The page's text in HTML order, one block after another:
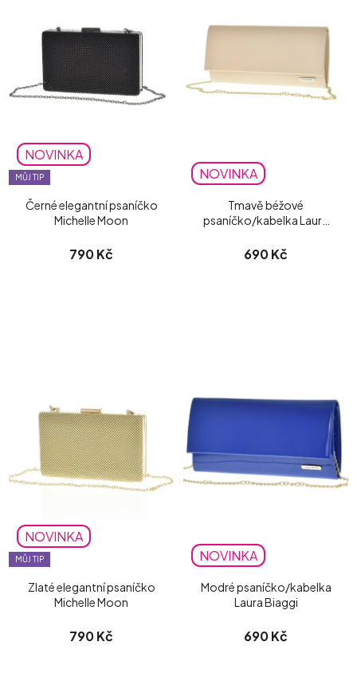
NOVINKA
MŮJ TIP
Černé elegantní psaníčko
Michelle Moon
790 Kč
NOVINKA
Tmavě béžové
psaníčko/kabelka Laura
690 Kč
NOVINKA
MŮJ TIP
Zlaté elegantní psaníčko
Michelle Moon
790 Kč
NOVINKA
Modré psaníčko/kabelka
Laura Biaggi
690 Kč